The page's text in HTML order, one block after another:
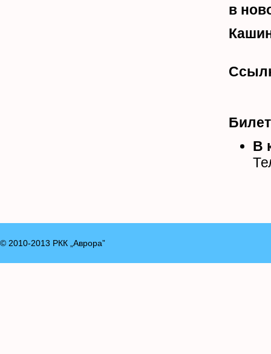
в
В
© 2010-2013 РКК „Аврора”